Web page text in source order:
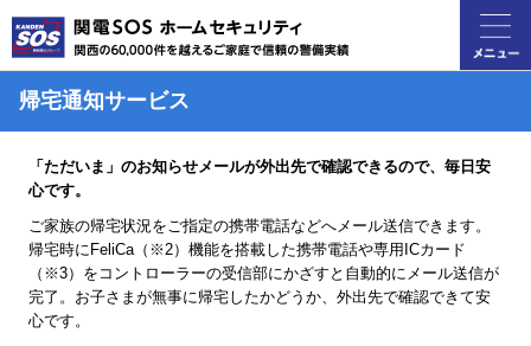
帰宅通知サービス
「ただいま」のお知らせメールが外出先で確認できるので、毎日安
心です。
ご家族の帰宅状況をご指定の携帯電話などへメール送信できます。
帰宅時にFeliCa（※2）機能を搭載した携帯電話や専用ICカード
（※3）をコントローラーの受信部にかざすと自動的にメール送信が
完了。お子さまが無事に帰宅したかどうか、外出先で確認できて安
心です。